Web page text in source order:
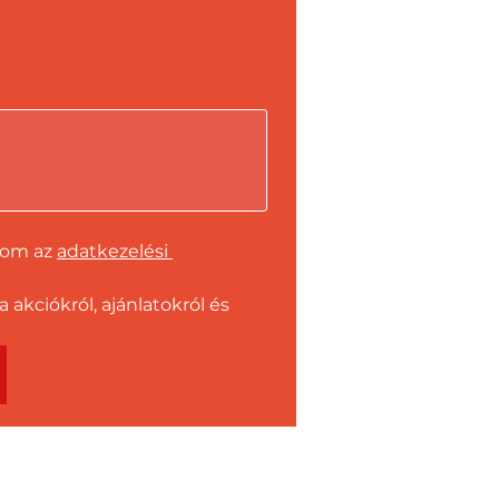
az adatkezelési
akciókról, ajánlatokról és